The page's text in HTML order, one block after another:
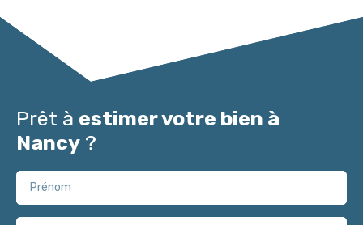
Prêt à estimer votre bien à
Nancy ?
Prénom